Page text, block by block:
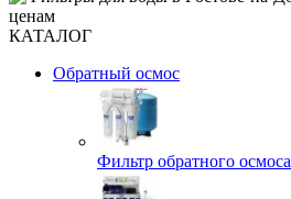
КАТАЛОГ
Обратный осмос
Фильтр обратного осмоса